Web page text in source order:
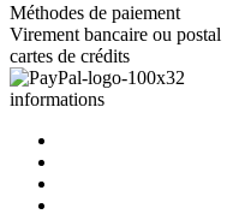
Méthodes de paiement
Virement bancaire ou postal
cartes de crédits
informations